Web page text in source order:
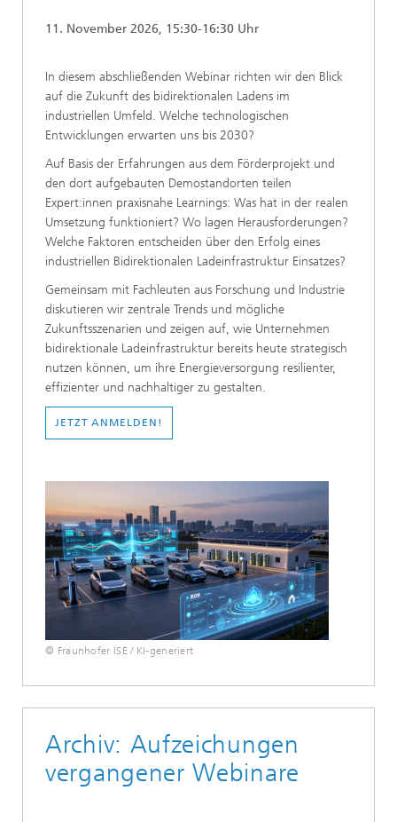
11. November 2026, 15:30-16:30 Uhr
In diesem abschließenden Webinar richten wir den Blick
auf die Zukunft des bidirektionalen Ladens im
industriellen Umfeld. Welche technologischen
Entwicklungen erwarten uns bis 2030?
Auf Basis der Erfahrungen aus dem Förderprojekt und
den dort aufgebauten Demostandorten teilen
Expert:innen praxisnahe Learnings: Was hat in der realen
Umsetzung funktioniert? Wo lagen Herausforderungen?
Welche Faktoren entscheiden über den Erfolg eines
industriellen Bidirektionalen Ladeinfrastruktur Einsatzes?
Gemeinsam mit Fachleuten aus Forschung und Industrie
diskutieren wir zentrale Trends und mögliche
Zukunftsszenarien und zeigen auf, wie Unternehmen
bidirektionale Ladeinfrastruktur bereits heute strategisch
nutzen können, um ihre Energieversorgung resilienter,
effizienter und nachhaltiger zu gestalten.
JETZT ANMELDEN!
© Fraunhofer ISE / KI-generiert
Archiv: Aufzeichungen
vergangener Webinare